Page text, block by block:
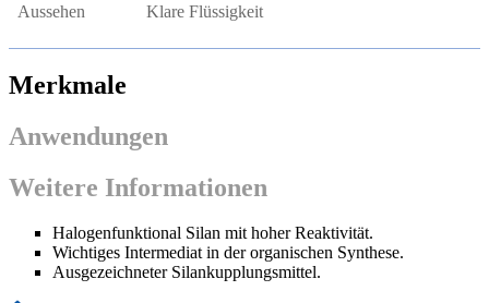
Aussehen Klare Flüssigkeit
Merkmale
Anwendungen
Weitere Informationen
Halogenfunktional Silan mit hoher Reaktivität.
Wichtiges Intermediat in der organischen Synthese.
Ausgezeichneter Silankupplungsmittel.